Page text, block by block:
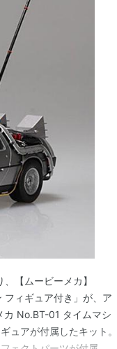
【ムービーメカ】
フィギュア付き」が、ア
カ No.BT-01 タイムマシ
ュアが付属したキット。